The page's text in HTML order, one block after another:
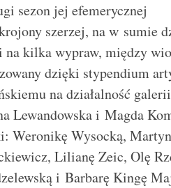
sezon jej efemerycznej
szerzej, na w sumie
na kilka wypraw, między
dzięki stypendium
na działalność
Lewandowska i Magda
Weronikę Wysocką,
Lilianę Zeic, Olę
i Barbarę Kingę